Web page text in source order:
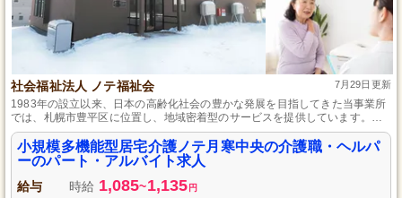
社会福祉法人 ノテ福祉会 7月29日更新
1983年の設立以来、日本の高齢化社会の豊かな発展を目指してきた当事業所
では、札幌市豊平区に位置し、地域密着型のサービスを提供しています。こ
こでは、介護職・ヘルパーとして活躍し、ご利用者様の日常生活を支えるや
りがいを得られます。初任者研修資格をお持ちであれば、介護の実務経験が
ない方でも歓迎です。地域社会に貢献しながら、人々の生活を支える仕事を
しませんか？
小規模多機能型居宅介護ノテ月寒中央の介護職・ヘルパ
ーのパート・アルバイト求人
給与 時給 1,085~1,135 円